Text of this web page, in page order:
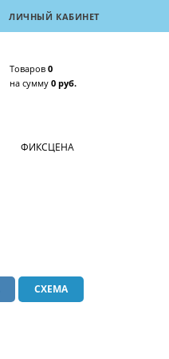
ЛИЧНЫЙ КАБИНЕТ
Товаров0
на сумму0 руб.
ФИКСЦЕНА
СХЕМА